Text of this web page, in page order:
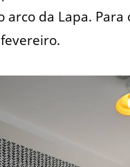
da Lapa.